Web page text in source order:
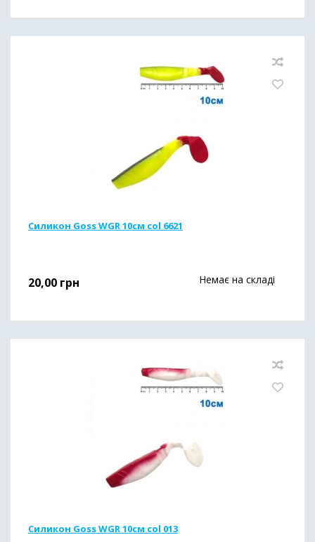
Силикон Goss WGR 10см col 6621
20,00 грн Немає на складі
Силикон Goss WGR 10см col 013